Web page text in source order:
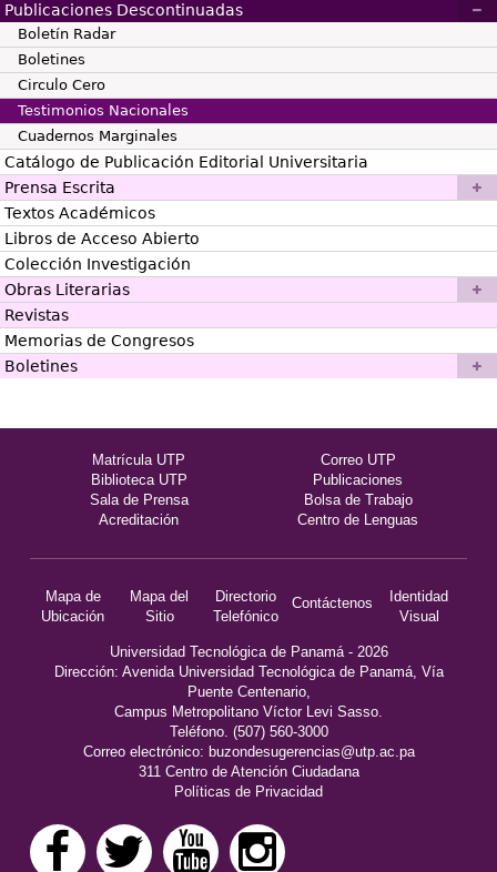
Publicaciones Descontinuadas
Boletín Radar
Boletines
Circulo Cero
Testimonios Nacionales
Cuadernos Marginales
Catálogo de Publicación Editorial Universitaria
Prensa Escrita
Textos Académicos
Libros de Acceso Abierto
Colección Investigación
Obras Literarias
Revistas
Memorias de Congresos
Boletines
Matrícula UTP
Correo UTP
Biblioteca UTP
Publicaciones
Sala de Prensa
Bolsa de Trabajo
Acreditación
Centro de Lenguas
Mapa de
Ubicación
Mapa del
Sitio
Directorio
Telefónico
Contáctenos
Identidad
Visual
Universidad Tecnológica de Panamá - 2026
Dirección: Avenida Universidad Tecnológica de Panamá, Vía
Puente Centenario,
Campus Metropolitano Víctor Levi Sasso.
Teléfono. (507) 560-3000
Correo electrónico: buzondesugerencias@utp.ac.pa
311 Centro de Atención Ciudadana
Políticas de Privacidad